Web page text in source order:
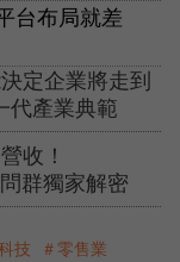
台布局就差
定企業將走到
代產業典範
收！
群獨家解密
技
＃零售業